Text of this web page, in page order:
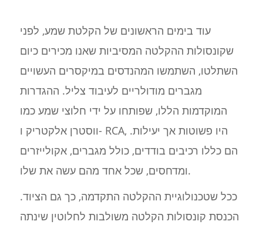
עוד בימים הראשונים של הקלטת שמע, לפני
שקונסולות ההקלטה המסיביות שאנו מכירים כיום
השתלטו, השתמשו המהנדסים במיקסרים העשויים
מגברים מודולריים לעיבוד צליל. ההגדרות
המוקדמות הללו, שפותחו על ידי חלוצי שמע כמו
ווסטרן אלקטריק ו- RCA, היו פשוטות אך יעילות.
הם כללו רכיבים בודדים, כולל מגברים, אקולייזרים
ומדחסים, שכל אחד מהם עשה את שלו.
ככל שטכנולוגיית ההקלטה התקדמה, כך גם הציוד.
הכנסת קונסולות הקלטה משולבות לחלוטין שינתה